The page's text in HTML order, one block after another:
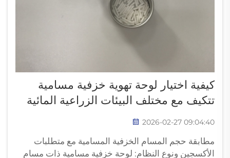
كيفية اختيار لوحة تهوية خزفية مسامية
تتكيف مع مختلف البيئات الزراعية المائية
2026-02-27 09:04:40
مطابقة حجم المسام الخزفية المسامية مع متطلبات
الأكسجين ونوع النظام: لوحة خزفية مسامية ذات مسام